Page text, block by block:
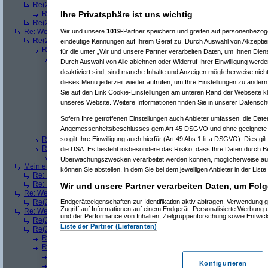
Re(2): Welches ETWAS hab ihr bekommen..
Re(3): Welches ETWAS hab ihr bekommen..(monster23
Re(2): Welches ETWAS hab ihr bekommen..
Re: Welches ETWAS hab ihr bekommen..(Diallam 23.12.2008, 09:01:20)
Re(2): Welches ETWAS hab ihr bekommen..( ddrobescham
Re(3): Welches ETWAS hab ihr bekommen..(q.e.d.am 23.12.2008,
Re(4): Welches ETWAS hab ihr bekommen..(Games2Game am
Re(5): Welches ETWAS hab ihr bekommen..
ddrobesch am
Re(6): Welches ETWAS hab ihr bekommen..(q.e.d. am
Re(5): Welches ETWAS hab ihr bekommen..(q.e.d.am
Re(6): Welches ETWAS hab ihr bekommen..(Games2Game
Re(7): Welches ETWAS hab ihr bekommen..(q.e.d.am
Re(9): Welches ETWAS hab ihr bekommen..(q.e.d.
Re(5): Welches ETWAS hab ihr bekommen..( monster23am
Re(3): Welches ETWAS hab ihr bekommen..(Diallam 23.12.2008,
Re(3): Welches ETWAS hab ihr bekommen..(Madleram 23.12.2008,
Re(4): Welches ETWAS hab ihr bekommen..(Games2Gameam
Mein etwas(Winnie_Pooham 23.12.2008, 09:12:01)
Re: Mein etwas
am 23.12.2008, 09:24:29)
Re: Mein etwas(q.e.d.am 23.12.2008, 09:40:58)
Re: Welches ETWAS hab ihr bekommen..
am 23.12.2008,
Re(2): Welches ETWAS hab ihr bekommen..(Games2Gameam
Re: Welches ETWAS hab ihr bekommen..(markuz90am 23.12.2008,
Re(2): Welches ETWAS hab ihr bekommen..(Mr Lam 23.12.2008,
Re(2): Welches ETWAS hab ihr bekommen..
Re(3): Welches ETWAS hab ihr bekommen..
Re(3): Welches ETWAS hab ihr bekommen..
(playazam
Ihre Privatsphäre ist uns wichtig
Wir und unsere 1019-Partner speichern und greifen auf
eindeutige Kennungen auf Ihrem Gerät zu. Durch Auswahl von
für die unter „Wir und unsere Partner verarbeiten Daten, um Ihnen
Durch Auswahl von Alle ablehnen oder Widerruf Ihrer Einwilligung
deaktiviert sind, sind manche Inhalte und Anzeigen möglicherweise
dieses Menü jederzeit wieder aufrufen, um Ihre Einstellungen zu
Sie auf den Link Cookie-Einstellungen am unteren Rand der Webseite
unseres Website. Weitere Informationen finden Sie in unserer
Sofern Ihre getroffenen Einstellungen auch Anbieter umfassen, die
Angemessenheitsbeschlusses gem Art 45 DSGVO und ohne
so gilt Ihre Einwilligung auch hierfür (Art 49 Abs 1 lit a DSGVO). Dies
die USA. Es besteht insbesondere das Risiko, dass Ihre Daten durch
Überwachungszwecken verarbeitet werden können, möglicherweise
können Sie abstellen, in dem Sie bei dem jeweiligen Anbieter in der
Wir und unsere Partner verarbeiten Daten, um
Endgeräteeigenschaften zur Identifikation aktiv abfragen. Verwendung
Zugriff auf Informationen auf einem Endgerät. Personalisierte Werbung
und der Performance von Inhalten, Zielgruppenforschung sowie
Liste der Partner (Lieferanten)
Konfigurieren